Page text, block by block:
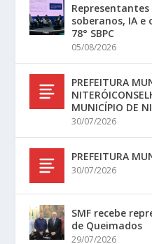
soberanos, IA
78° SBPC
05/08/2026
PREFEITURA
MUNICÍPIO DE
30/07/2026
PREFEITURA
30/07/2026
SMF recebe
de Queimados
29/07/2026